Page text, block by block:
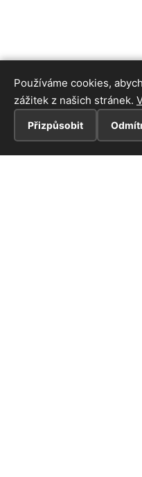
Používáme cookies,
zážitek z našich stránek.
Přizpůsobit